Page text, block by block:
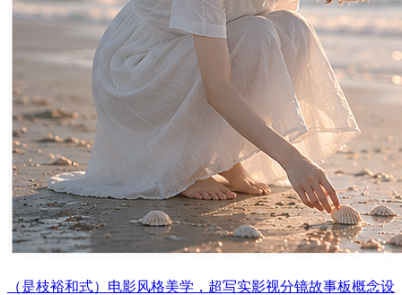
（是枝裕和式）电影风格美学，超写实影视分镜故事板概念设